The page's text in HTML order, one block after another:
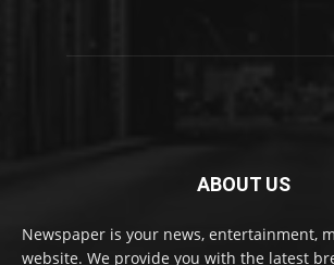
ABOUT US
Newspaper is your news, entertainment,
website. We provide you with the latest